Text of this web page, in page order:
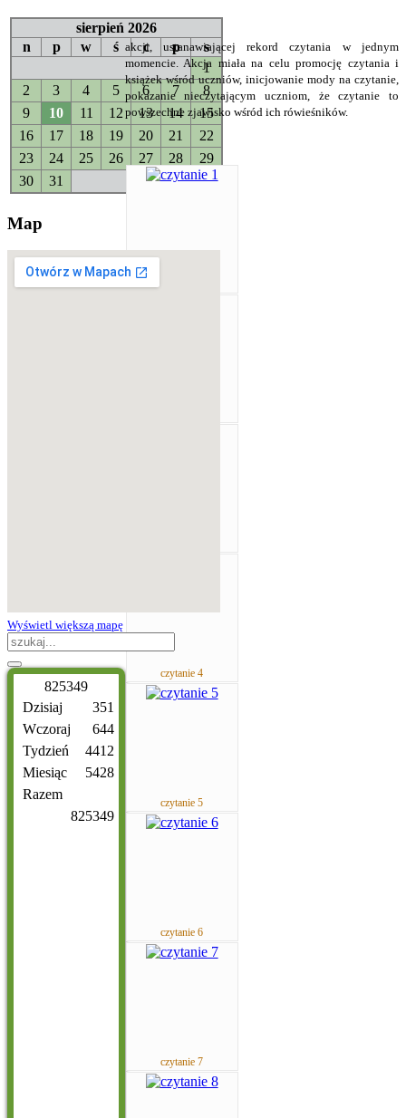
akcji, ustanawiającej rekord czytania w jednym
momencie. Akcja miała na celu promocję czytania i
książek wśród uczniów, inicjowanie mody na czytanie,
pokazanie nieczytającym uczniom, że czytanie to
powszechne zjawisko wśród ich rówieśników.
czytanie 4
czytanie 5
czytanie 6
czytanie 7
sierpień 2026
n
p w ś c p
s
1
2
3 4 5 6 7
8
9
10 11 12 13 14
15
16
17 18 19 20 21
22
23
24 25 26 27 28
29
30
31
Map
Wyświetl większą mapę
825349
Dzisiaj
Wczoraj
Tydzień
Miesiąc
Razem
351
644
4412
5428
825349